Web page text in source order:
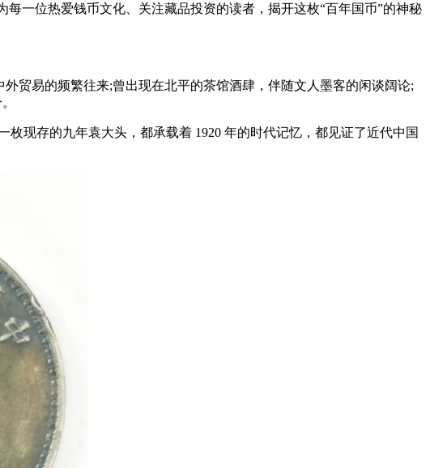
一位热爱钱币文化、关注藏品投资的读者，揭开这枚“百年国币”的神秘
贸易的频繁往来;曾出现在北平的茶馆酒肆，伴随文人墨客的闲谈阔论;
现存的九年袁大头，都承载着 1920 年的时代记忆，都见证了近代中国